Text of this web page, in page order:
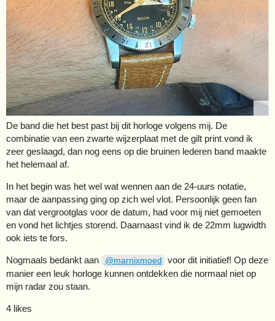
De band die het best past bij dit horloge volgens mij. De
combinatie van een zwarte wijzerplaat met de gilt print vond ik
zeer geslaagd, dan nog eens op die bruinen lederen band maakte
het helemaal af.
In het begin was het wel wat wennen aan de 24-uurs notatie,
maar de aanpassing ging op zich wel vlot. Persoonlijk geen fan
van dat vergrootglas voor de datum, had voor mij niet gemoeten
en vond het lichtjes storend. Daarnaast vind ik de 22mm lugwidth
ook iets te fors.
Nogmaals bedankt aan @marnixmoed
voor dit initiatief! Op deze
manier een leuk horloge kunnen ontdekken die normaal niet op
mijn radar zou staan.
4 likes